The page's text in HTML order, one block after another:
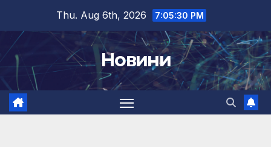
content
Thu. Aug 6th, 2026 7:05:30 PM
Новини